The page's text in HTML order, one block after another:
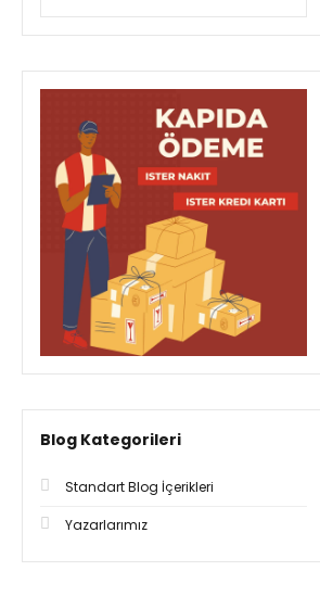
Blog Kategorileri
Standart Blog İçerikleri
Yazarlarımız